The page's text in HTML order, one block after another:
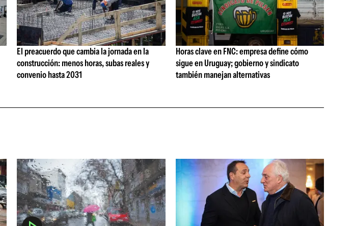
El preacuerdo que cambia la jornada en la
construcción: menos horas, subas reales y
convenio hasta 2031
Horas clave en FNC: empresa define cómo
sigue en Uruguay; gobierno y sindicato
también manejan alternativas